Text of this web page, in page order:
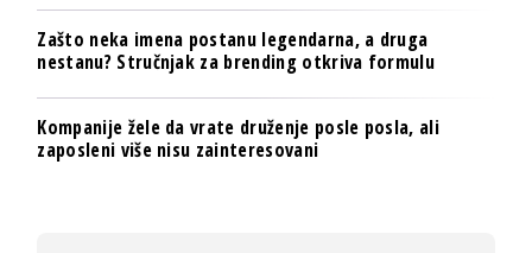
Zašto neka imena postanu legendarna, a druga
nestanu? Stručnjak za brending otkriva formulu
Kompanije žele da vrate druženje posle posla, ali
zaposleni više nisu zainteresovani